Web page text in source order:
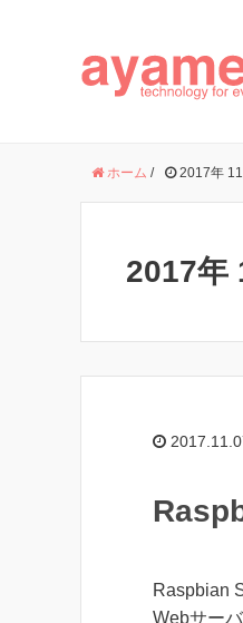
ホーム / 2017年 11
2017年
Raspbian
Webサー